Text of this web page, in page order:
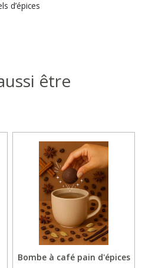
d’épices
être
Bombe à café pain d'épices